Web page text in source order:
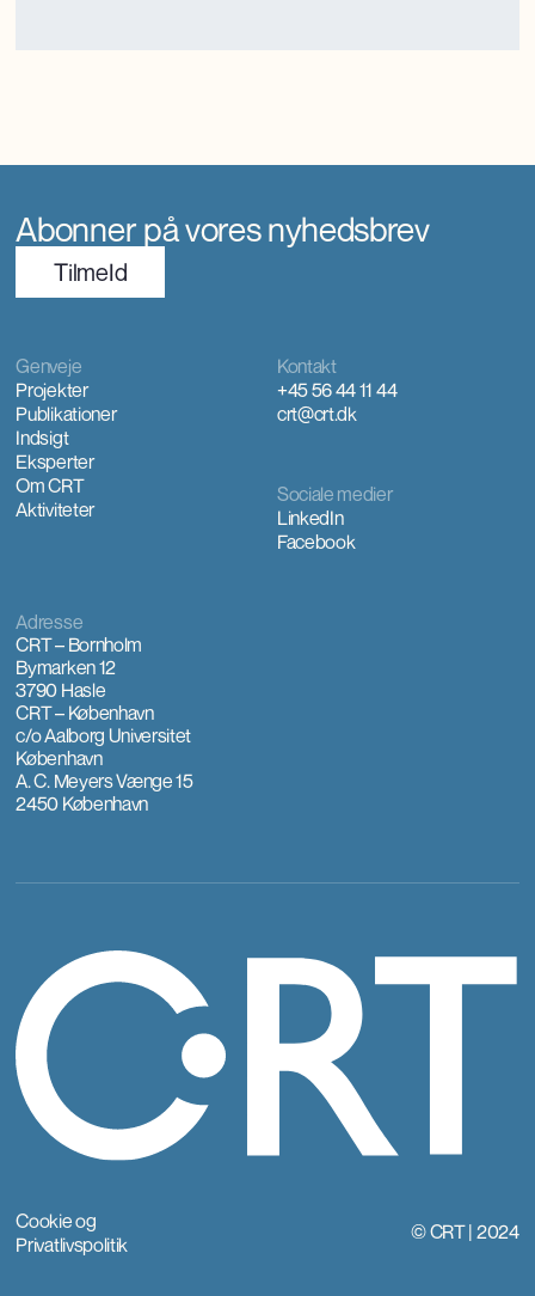
Abonner på vores nyhedsbrev
TilmeId
Kontakt
+45 56 44 11 44
crt@crt.dk
Genveje
Projekter
Publikationer
Indsigt
Eksperter
Om CRT
Aktiviteter
Sociale medier
LinkedIn
Facebook
Adresse
CRT – Bornholm
Bymarken 12
3790 Hasle
CRT – København
c/o Aalborg Universitet
København
A. C. Meyers Vænge 15
2450 København
Cookie og
Privatlivspolitik
© CRT | 2024